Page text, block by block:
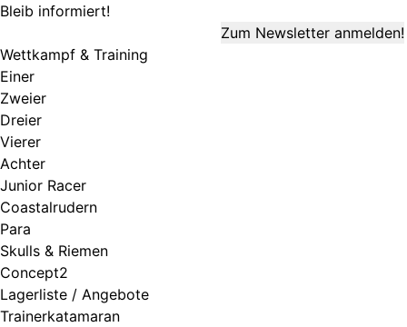
Bleib informiert!
Wettkampf & Training
Einer
Zweier
Dreier
Vierer
Achter
Junior Racer
Coastalrudern
Para
Skulls & Riemen
Concept2
Lagerliste / Angebote
Trainerkatamaran